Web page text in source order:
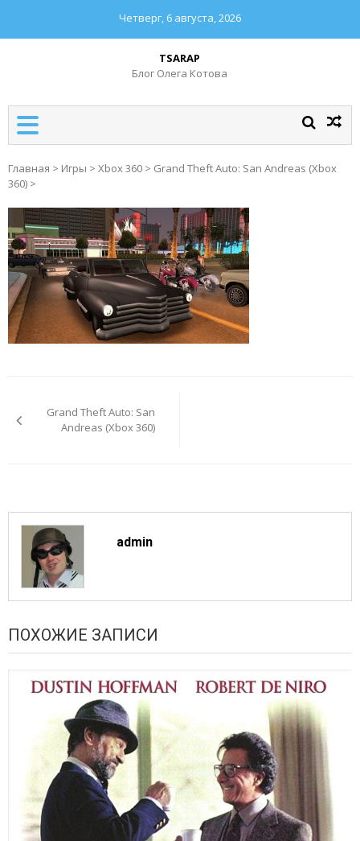
Четверг, 6 августа, 2026
TSARAP
Блог Олега Котова
Главная > Игры > Xbox 360 > Grand Theft Auto: San Andreas (Xbox
360) >
записямGrand Theft Auto: San
Andreas (Xbox 360)
admin
ПОХОЖИЕ ЗАПИСИ